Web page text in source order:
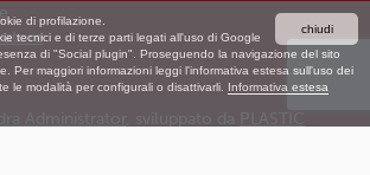
chiudi
di profilazione.
tecnici e di terze parti legati all'uso di Google
di "Social plugin". Proseguendo la navigazione del sito
Per maggiori informazioni leggi l'informativa estesa sull'uso dei
le modalità per configurali o disattivarli. Informativa estesa